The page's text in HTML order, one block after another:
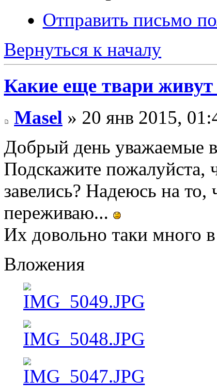
Отправить письмо
Вернуться к началу
Какие еще твари
Masel » 20 янв 2015,
Добрый день уважаемые
Подскажите пожалуйста,
завелись? Надеюсь на то,
переживаю...
Их довольно таки много
Вложения